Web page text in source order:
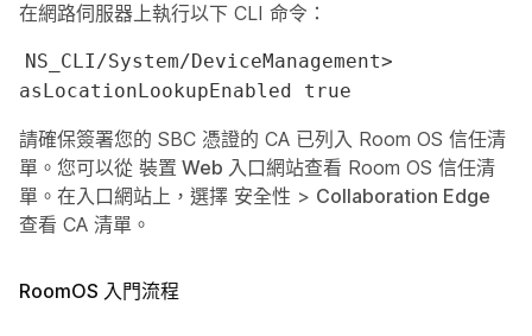
在網路伺服器上執行以下 CLI 命令：
NS_CLI/System/DeviceManagement>
asLocationLookupEnabled true
請確保簽署您的 SBC 憑證的 CA 已列入 Room OS 信任清
單。您可以從 裝置 Web 入口網站查看 Room OS 信任清
單。在入口網站上，選擇 安全性 > Collaboration Edge
查看 CA 清單。
RoomOS 入門流程